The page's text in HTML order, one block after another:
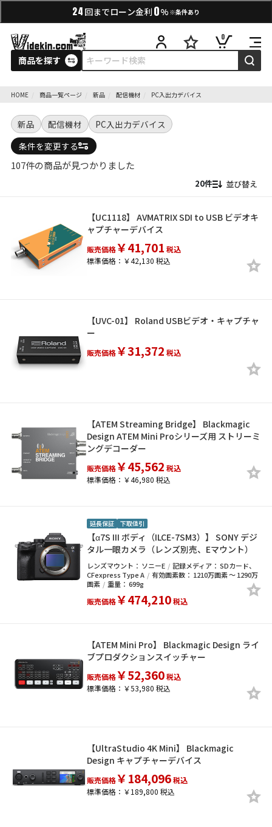
24 回までローン金利 0% ※条件あり
商品を探す
0
HOME 商品一覧ページ 新品 配信機材 PC入出力デバイス
新品 配信機材
PC入出力デバイス
条件を変更する
107件の商品が見つかりました
並び替え
【UC1118】 AVMATRIX SDI to USB ビデオキ
ャプチャーデバイス
販売価格￥41,701 税込
標準価格：￥42,130 税込
【UVC-01】 Roland USBビデオ・キャプチャ
ー
販売価格￥31,372 税込
【ATEM Streaming Bridge】 Blackmagic
Design ATEM Mini Proシリーズ用 ストリーミ
ングデコーダー
販売価格￥45,562 税込
標準価格：￥46,980 税込
延長保証 下取値引
【α7S III ボディ（ILCE-7SM3）】 SONY デジ
タル一眼カメラ（レンズ別売、Eマウント）
レンズマウント： ソニーE 記録メディア：SDカード
CFexpress Type A
有効画素数： 1210万画素 ～ 1290万
画素
重量：699g
販売価格￥474,210税込
【ATEM Mini Pro】 Blackmagic Design ライ
ブプロダクションスイッチャー
販売価格￥52,360税込
標準価格：￥53,980 税込
【UltraStudio 4K Mini】 Blackmagic
Design キャプチャーデバイス
販売価格￥184,096税込
標準価格：￥189,800 税込